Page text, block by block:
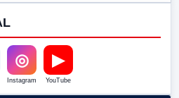
◎
Instagram
▶
YouTube